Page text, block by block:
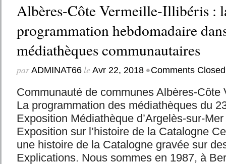
Albères-Côte Vermeille-Illibéris :
programmation hebdomadaire
médiathèques communautaires
par ADMINAT66le Avr 22, 2018 •Comments Closed
Communauté de communes Albères-Côte
La programmation des médiathèques du
Exposition Médiathèque d’Argelès-sur-
Exposition sur l’histoire de la Catalogne
une histoire de la Catalogne gravée sur
Explications. Nous sommes en 1987, à